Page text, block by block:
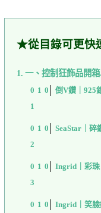
★從目錄可更快
一、控制狂飾品開
倒V鑽｜925
SeaStar｜碎
Ingrid｜彩珠
Ingrid｜笑